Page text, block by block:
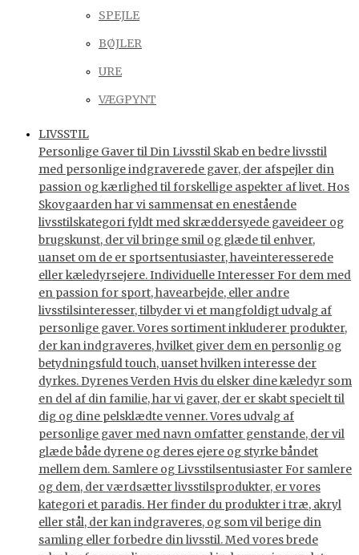
SPEJLE
BØJLER
URE
VÆGPYNT
LIVSSTIL
Personlige Gaver til Din Livsstil Skab en bedre livsstil
med personlige indgraverede gaver, der afspejler din
passion og kærlighed til forskellige aspekter af livet. Hos
Skovgaarden har vi sammensat en enestående
livsstilskategori fyldt med skræddersyede gaveideer og
brugskunst, der vil bringe smil og glæde til enhver,
uanset om de er sportsentusiaster, haveinteresserede
eller kæledyrsejere. Individuelle Interesser For dem med
en passion for sport, havearbejde, eller andre
livsstilsinteresser, tilbyder vi et mangfoldigt udvalg af
personlige gaver. Vores sortiment inkluderer produkter,
der kan indgraveres, hvilket giver dem en personlig og
betydningsfuld touch, uanset hvilken interesse der
dyrkes. Dyrenes Verden Hvis du elsker dine kæledyr som
en del af din familie, har vi gaver, der er skabt specielt til
dig og dine pelsklædte venner. Vores udvalg af
personlige gaver med navn omfatter genstande, der vil
glæde både dyrene og deres ejere og styrke båndet
mellem dem. Samlere og Livsstilsentusiaster For samlere
og dem, der værdsætter livsstilsprodukter, er vores
kategori et paradis. Her finder du produkter i træ, akryl
eller stål, der kan indgraveres, og som vil berige din
samling eller forbedre din livsstil. Med vores brede